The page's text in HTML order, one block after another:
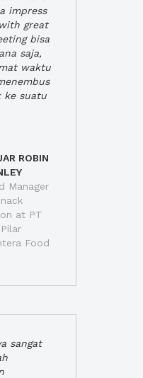
impress
great
bisa
saja,
waktu
ke suatu
ROBIN
Manager
at PT
Food
sangat